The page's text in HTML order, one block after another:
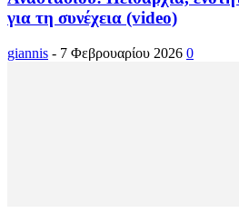
για τη συνέχεια (video)
giannis - 7 Φεβρουαρίου 2026 0